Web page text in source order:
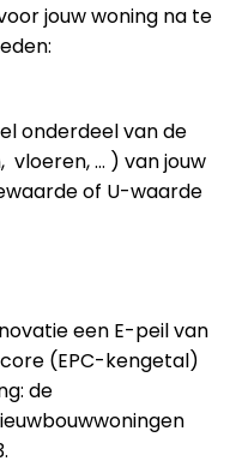
jouw woning na te
onderdeel van de
vloeren, … ) van jouw
of U-waarde
een E-peil van
(EPC-kengetal)
de